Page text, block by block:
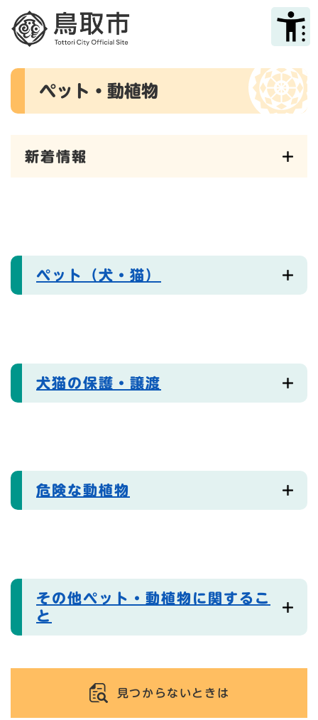
メニューを飛ばして本文へ
本
ペット・動植物
新着情報
ペット（犬・猫）
犬猫の保護・譲渡
危険な動植物
その他ペット・動植物に関するこ
と
見つからないときは